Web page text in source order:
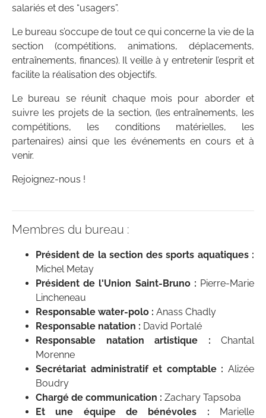
salariés et des “usagers”.
Le bureau s’occupe de tout ce qui concerne la vie de la
section (compétitions, animations, déplacements,
entraînements, finances). Il veille à y entretenir l’esprit et
facilite la réalisation des objectifs.
Le bureau se réunit chaque mois pour aborder et
suivre les projets de la section, (les entraînements, les
compétitions, les conditions matérielles, les
partenaires) ainsi que les événements en cours et à
venir.
Rejoignez-nous !
Membres du bureau :
Président de la section des sports aquatiques :
Michel Metay
Président de l'Union Saint-Bruno : Pierre-Marie
Lincheneau
Responsable water-polo : Anass Chadly
Responsable natation : David Portalé
Responsable natation artistique : Chantal
Morenne
Secrétariat administratif et comptable : Alizée
Boudry
Chargé de communication : Zachary Tapsoba
Et une équipe de bénévoles : Marielle